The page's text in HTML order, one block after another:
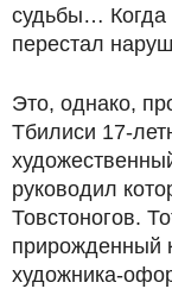
судьбы… Когда
перестал
Это, однако,
Тбилиси 17-
руководил
Товстоногов.
прирожденный
художника-